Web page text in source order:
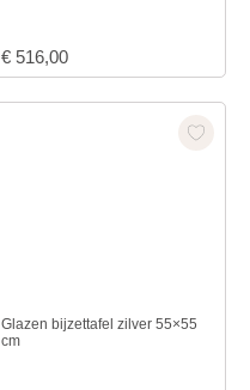
€ 516,00
Glazen bijzettafel zilver 55×55
cm